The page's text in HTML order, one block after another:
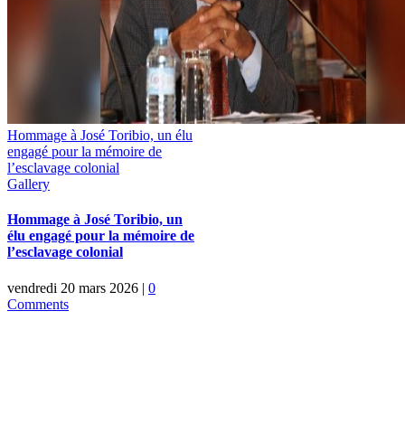
Hommage à José Toribio, un élu
engagé pour la mémoire de
l’esclavage colonial
Gallery
Hommage à José Toribio, un
élu engagé pour la mémoire de
l’esclavage colonial
vendredi 20 mars 2026 | 0
Comments